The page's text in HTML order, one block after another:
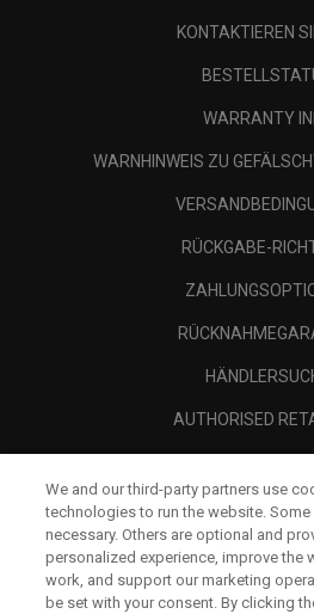
KONTAKTIEREN
WARRANTY
WARNHINWEIS ZU
RÜCKGABE-
AUTHORISED
RECHTLICHES-
We and our third-party partners use
technologies to run the website.
necessary. Others are optional and
personalized experience, improve the
work, and support our marketing
be set with your consent. By clicking